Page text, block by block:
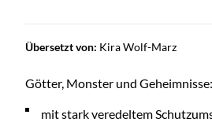
Übersetzt von: Kira Wolf-Marz
Götter, Monster und
mit stark veredeltem